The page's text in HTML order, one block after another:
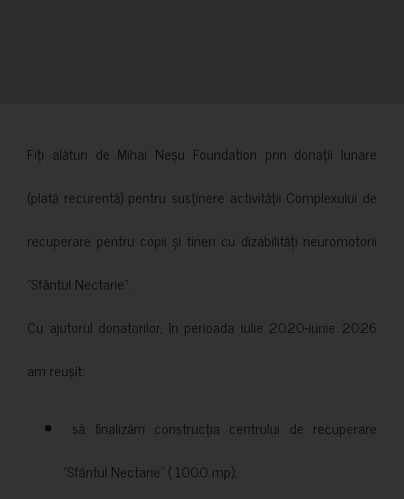
Fiți alături de Mihai Neșu Foundation prin donații lunare
(plată recurentă) pentru susținere activității Complexului de
recuperare pentru copii și tineri cu dizabilități neuromotorii
”Sfântul Nectarie”.
Cu ajutorul donatorilor, în perioada iulie 2020-iunie 2026
am reușit:
să finalizăm construcția centrului de recuperare
”Sfântul Nectarie” ( 1000 mp);